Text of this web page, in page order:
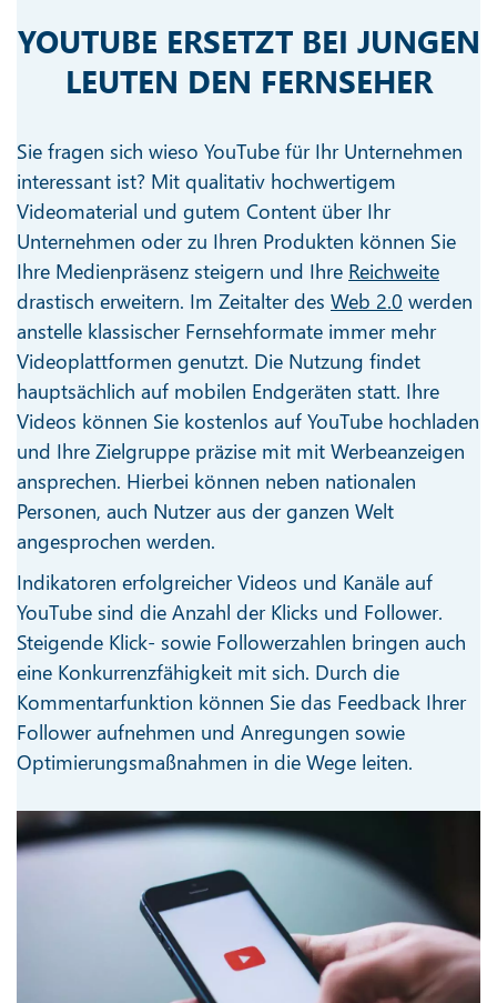
YOUTUBE ERSETZT BEI JUNGEN
LEUTEN DEN FERNSEHER
Sie fragen sich wieso YouTube für Ihr Unternehmen
interessant ist? Mit qualitativ hochwertigem
Videomaterial und gutem Content über Ihr
Unternehmen oder zu Ihren Produkten können Sie
Ihre Medienpräsenz steigern und Ihre Reichweite
drastisch erweitern. Im Zeitalter des Web 2.0 werden
anstelle klassischer Fernsehformate immer mehr
Videoplattformen genutzt. Die Nutzung findet
hauptsächlich auf mobilen Endgeräten statt. Ihre
Videos können Sie kostenlos auf YouTube hochladen
und Ihre Zielgruppe präzise mit mit Werbeanzeigen
ansprechen. Hierbei können neben nationalen
Personen, auch Nutzer aus der ganzen Welt
angesprochen werden.
Indikatoren erfolgreicher Videos und Kanäle auf
YouTube sind die Anzahl der Klicks und Follower.
Steigende Klick- sowie Followerzahlen bringen auch
eine Konkurrenzfähigkeit mit sich. Durch die
Kommentarfunktion können Sie das Feedback Ihrer
Follower aufnehmen und Anregungen sowie
Optimierungsmaßnahmen in die Wege leiten.